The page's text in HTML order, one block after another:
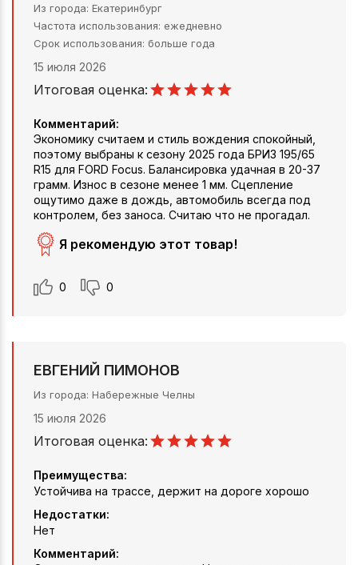
Из города Екатеринбург
Частота использования ежедневно
Срок использования больше года
15 июля 2026
Итоговая оценка:
Комментарий:
Экономику считаем и стиль вождения спокойный,
поэтому выбраны к сезону 2025 года БРИЗ 195/65
R15 для FORD Focus. Балансировка удачная в 20-37
грамм. Износ в сезоне менее 1 мм. Сцепление
ощутимо даже в дождь, автомобиль всегда под
контролем, без заноса. Считаю что не прогадал.
Я рекомендую этот товар!
0 0
ЕВГЕНИЙ ПИМОНОВ
Из города Набережные Челны
15 июля 2026
Итоговая оценка:
Преимущества:
Устойчива на трассе, держит на дороге хорошо
Недостатки:
Нет
Комментарий: